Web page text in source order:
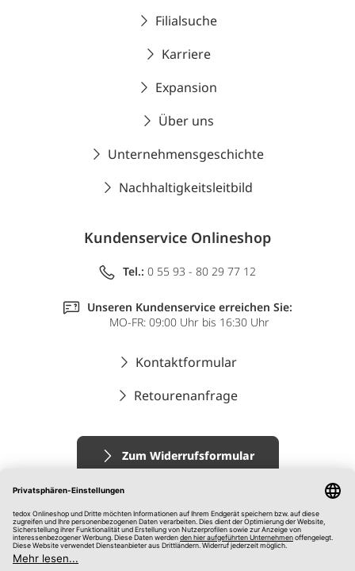
Filialsuche
Karriere
Expansion
Über uns
Unternehmensgeschichte
Nachhaltigkeitsleitbild
Kundenservice Onlineshop
Tel.: 0 55 93 - 80 29 77 12
Unseren Kundenservice erreichen Sie:
MO-FR: 09:00 Uhr bis 16:30 Uhr
Kontaktformular
Retourenanfrage
Zum Widerrufsformular
Impressum
AGB